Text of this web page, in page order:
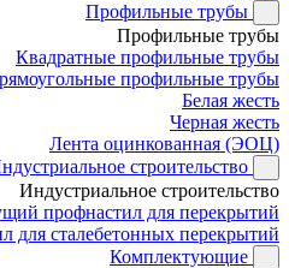
Профильные трубы
Профильные трубы
Квадратные профильные трубы
профильные трубы
Белая жесть
Черная жесть
Лента оцинкованная (ЭОЦ)
строительство
Индустриальное строительство
профнастил для перекрытий
для сталебетонных перекрытий
Комплектующие